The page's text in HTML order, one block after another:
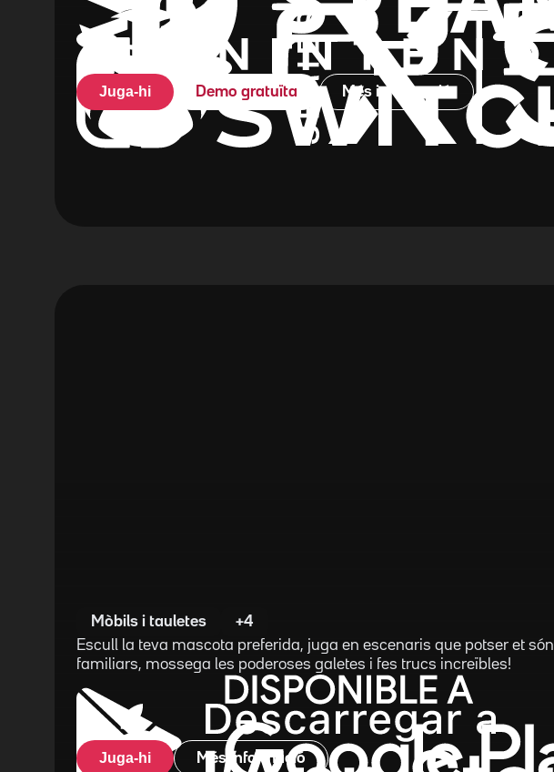
Juga-hi Demo gratuïta Més informació
Mòbils i tauletes
+4
Escull la teva mascota preferida, juga en escenaris que potser et són
familiars, mossega les poderoses galetes i fes trucs increïbles!
Juga-hi Més informació